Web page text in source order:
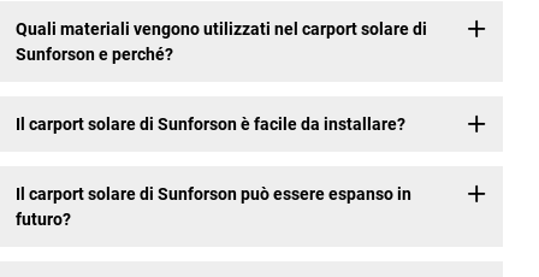
Quali materiali vengono utilizzati nel carport solare di
Sunforson e perché?
Il carport solare di Sunforson è facile da installare?
Il carport solare di Sunforson può essere espanso in
futuro?